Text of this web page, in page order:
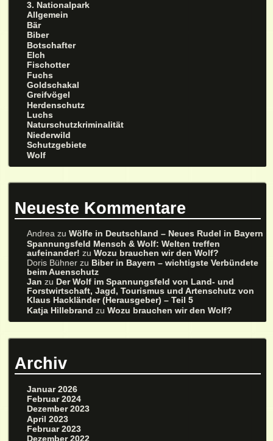
3. Nationalpark
Allgemein
Bär
Biber
Botschafter
Elch
Fischotter
Fuchs
Goldschakal
Greifvögel
Herdenschutz
Luchs
Naturschutzkriminalität
Niederwild
Schutzgebiete
Wolf
Neueste Kommentare
Andrea zuWölfe in Deutschland – Neues Rudel in Bayern
Spannungsfeld Mensch & Wolf: Welten treffen
aufeinander! zuWozu brauchen wir den Wolf?
Doris Bühner zu Biber in Bayern – wichtigste Verbündete
beim Auenschutz
Jan zu Der Wolf im Spannungsfeld von Land- und
Forstwirtschaft, Jagd, Tourismus und Artenschutz von
Klaus Hackländer (Herausgeber) – Teil 5
Katja Hillebrand zuWozu brauchen wir den Wolf?
Archiv
Januar 2026
Februar 2024
Dezember 2023
April 2023
Februar 2023
Dezember 2022